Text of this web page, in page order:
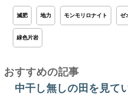
減肥 地力 モンモリロナイト ゼ
緑色片岩
おすすめの記事
中干し無しの田を見て